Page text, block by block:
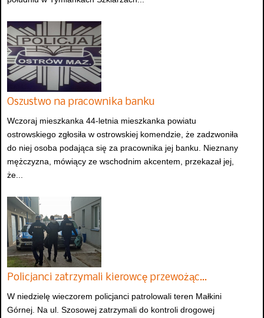
Oszustwo na pracownika banku
Wczoraj mieszkanka 44-letnia mieszkanka powiatu
ostrowskiego zgłosiła w ostrowskiej komendzie, że zadzwoniła
do niej osoba podająca się za pracownika jej banku. Nieznany
mężczyzna, mówiący ze wschodnim akcentem, przekazał jej,
że...
Policjanci zatrzymali kierowcę przewożąc…
W niedzielę wieczorem policjanci patrolowali teren Małkini
Górnej. Na ul. Szosowej zatrzymali do kontroli drogowej